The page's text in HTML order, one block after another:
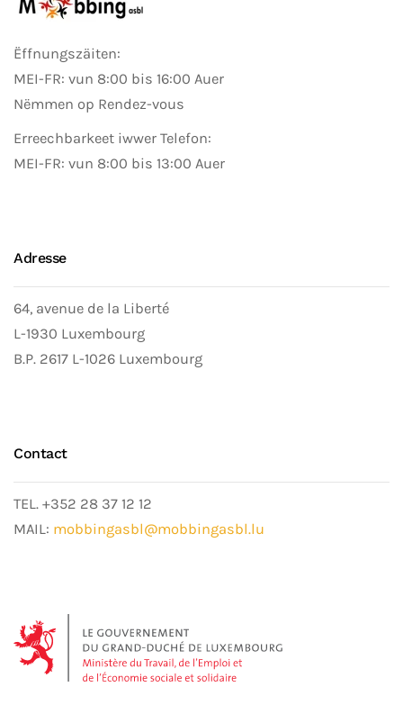
Ëffnungszäiten:
MEI-FR: vun 8:00 bis 16:00 Auer
Nëmmen op Rendez-vous
Erreechbarkeet iwwer Telefon:
MEI-FR: vun 8:00 bis 13:00 Auer
Adresse
64, avenue de la Liberté
L-1930 Luxembourg
B.P. 2617 L-1026 Luxembourg
Contact
TEL. +352 28 37 12 12
MAIL: mobbingasbl@mobbingasbl.lu